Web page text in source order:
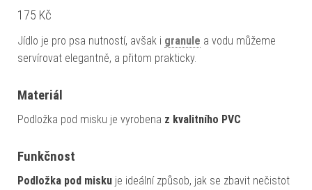
175 Kč
Jídlo je pro psa nutností, avšak i granule a vodu můžeme
servírovat elegantně, a přitom prakticky.
Materiál
Podložka pod misku je vyrobena z kvalitního PVC
Funkčnost
Podložka pod misku je ideální způsob, jak se zbavit nečistot